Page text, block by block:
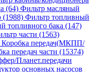
(64) Фильтр масляный
(1988) Фильтр топливный
топливного бака (147)
части (1563)
Коробка передач(МКПП/
передач части (15374)
Планет.передачи
основных насосов